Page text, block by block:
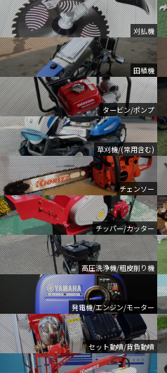
刈払機
田植機
タービン/ポンプ
草刈機/(常用含む)
チェンソー
チッパー/カッター
高圧洗浄機/粗皮削り機
発電機/エンジン/モーター
セット動噴/背負動噴